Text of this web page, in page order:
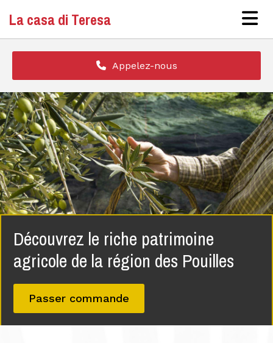
La casa di Teresa
Appelez-nous
Découvrez le riche patrimoine
agricole de la région des Pouilles
Passer commande